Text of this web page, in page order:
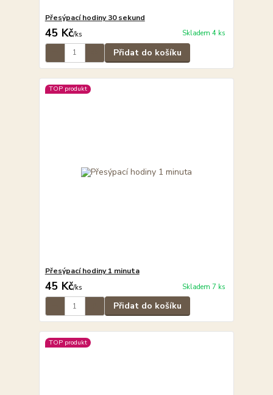
Přesýpací hodiny 30 sekund
45 Kč/ks Skladem 4 ks
Přidat do košíku
TOP produkt
Přesýpací hodiny 1 minuta
45 Kč/ks Skladem 7 ks
Přidat do košíku
TOP produkt